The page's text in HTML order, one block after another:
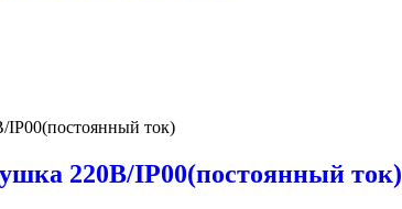
220В/IP00(постоянный ток)